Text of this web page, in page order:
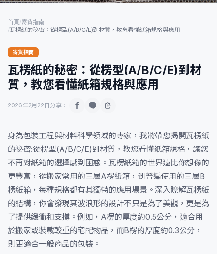
首頁/寄貨指南
/瓦楞紙的秘密：從楞型(A/B/C/E)到材質，教您看懂紙箱規格與應用
寄貨指南
瓦楞紙的秘密：從楞型(A/B/C/E)到材
質，教您看懂紙箱規格與應用
2026年2月22日 分享：
身為包裝工程與材料科學領域的專家，我將帶您揭開瓦楞紙
的祕密:從楞型(A/B/C/E)到材質，教您看懂紙箱規格，讓您
不再對紙箱的選擇感到困惑。瓦楞紙箱的世界遠比你想像的
更豐富，從搬家常用的三層A楞紙箱，到普遍使用的三層B
楞紙箱，每種規格都有其獨特的應用場景。深入瞭解瓦楞紙
的結構，你會發現其波浪形的設計不只是為了美觀，更是為
了提供緩衝和支撐。例如，A楞的厚度約0.5公分，適合用
於搬家或裝載較重的宅配物品，而B楞的厚度約0.3公分，
則更適合一般商品的包裝。